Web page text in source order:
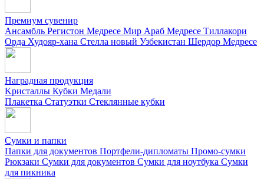
Премиум сувенир
Ансамбль Регистон Медресе Мир Араб Медресе Тиллакори
Орда Худояр-хана Стелла новый Узбекистан Шердор Медресе
Наградная продукция
Kристаллы Кубки Медали
Плакетка Статуэтки Стеклянные кубки
Сумки и папки
Папки для документов Портфели-дипломаты Промо-сумки
Рюкзаки Сумки для документов Сумки для ноутбука Сумки
для пикника